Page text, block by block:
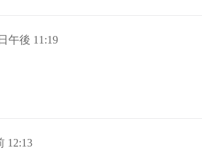
午後 11:19
12:13